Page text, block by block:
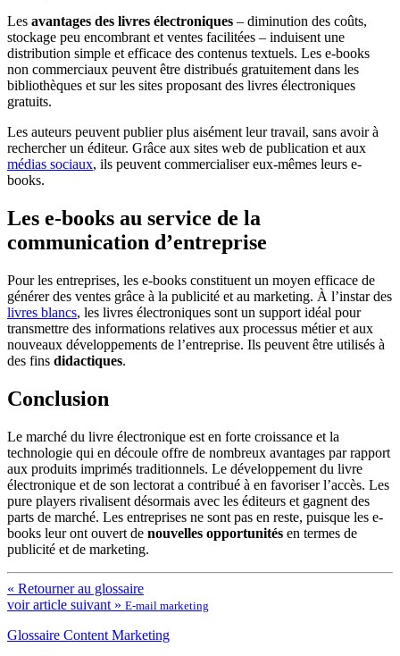
Les avantages des livres électroniques – diminution des coûts,
stockage peu encombrant et ventes facilitées – induisent une
distribution simple et efficace des contenus textuels. Les e-books
non commerciaux peuvent être distribués gratuitement dans les
bibliothèques et sur les sites proposant des livres électroniques
gratuits.
Les auteurs peuvent publier plus aisément leur travail, sans avoir à
rechercher un éditeur. Grâce aux sites web de publication et aux
médias sociaux, ils peuvent commercialiser eux-mêmes leurs e-
books.
Les e-books au service de la
communication d’entreprise
Pour les entreprises, les e-books constituent un moyen efficace de
générer des ventes grâce à la publicité et au marketing. À l’instar des
livres blancs, les livres électroniques sont un support idéal pour
transmettre des informations relatives aux processus métier et aux
nouveaux développements de l’entreprise. Ils peuvent être utilisés à
des fins didactiques.
Conclusion
Le marché du livre électronique est en forte croissance et la
technologie qui en découle offre de nombreux avantages par rapport
aux produits imprimés traditionnels. Le développement du livre
électronique et de son lectorat a contribué à en favoriser l’accès. Les
pure players rivalisent désormais avec les éditeurs et gagnent des
parts de marché. Les entreprises ne sont pas en reste, puisque les e-
books leur ont ouvert de nouvelles opportunités en termes de
publicité et de marketing.
« Retourner au glossaire
voir article suivant » E-mail marketing
Glossaire Content Marketing